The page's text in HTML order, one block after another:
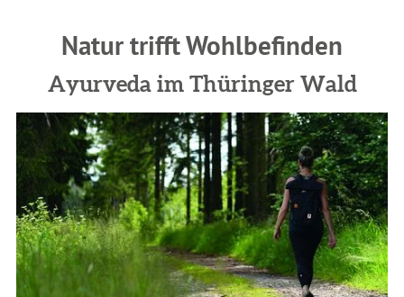
Natur trifft Wohlbefinden
Ayurveda im Thüringer Wald